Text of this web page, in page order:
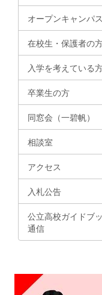
オープンキャンパス
在校生・保護者の
入学を考えている
卒業生の方
同窓会（一碧帆）
相談室
アクセス
入札公告
公立高校ガイドブ
通信